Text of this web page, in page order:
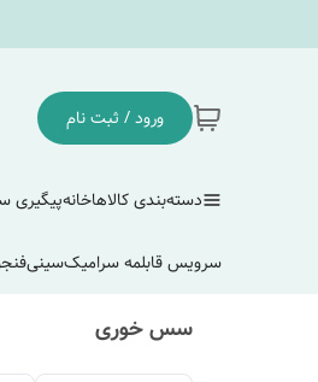
ورود / ثبت نام
دسته‌بندی کالاهاخانهپیگیری
سرویس قابلمه سرامیکسینی
سس خوری